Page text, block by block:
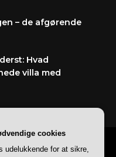
– de afgørende
Hvad
villa med
. All Rights
cookies
udelukkende for at sikre,